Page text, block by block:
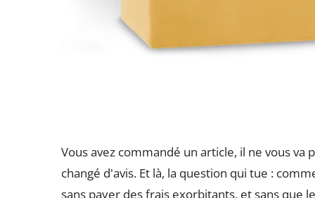
Vous avez commandé un article, il ne vous
changé d'avis. Et là, la question qui tue :
sans payer des frais exorbitants, et sans